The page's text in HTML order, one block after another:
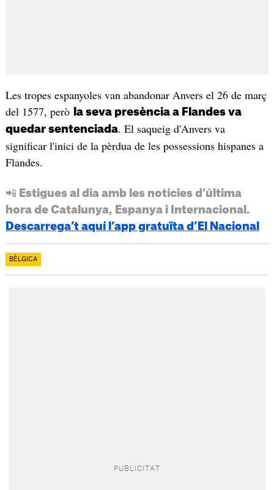
Les tropes espanyoles van abandonar Anvers el 26 de març
del 1577, però
la seva presència a Flandes va
quedar sentenciada. El saqueig d'Anvers va
significar l'inici de la pèrdua de les possessions hispanes a
Flandes.
📲 Estigues al dia amb les notícies d’última
hora de Catalunya, Espanya i Internacional.
Descarrega’t aquí l’app gratuïta d’El Nacional
BÈLGICA